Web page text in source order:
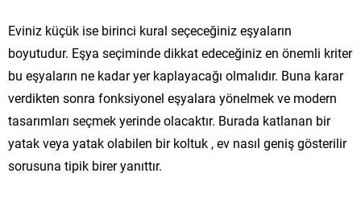
Eviniz küçük ise birinci kural seçeceğiniz eşyaların
boyutudur. Eşya seçiminde dikkat edeceğiniz en önemli kriter
bu eşyaların ne kadar yer kaplayacağı olmalıdır. Buna karar
verdikten sonra fonksiyonel eşyalara yönelmek ve modern
tasarımları seçmek yerinde olacaktır. Burada katlanan bir
yatak veya yatak olabilen bir koltuk , ev nasıl geniş gösterilir
sorusuna tipik birer yanıttır.